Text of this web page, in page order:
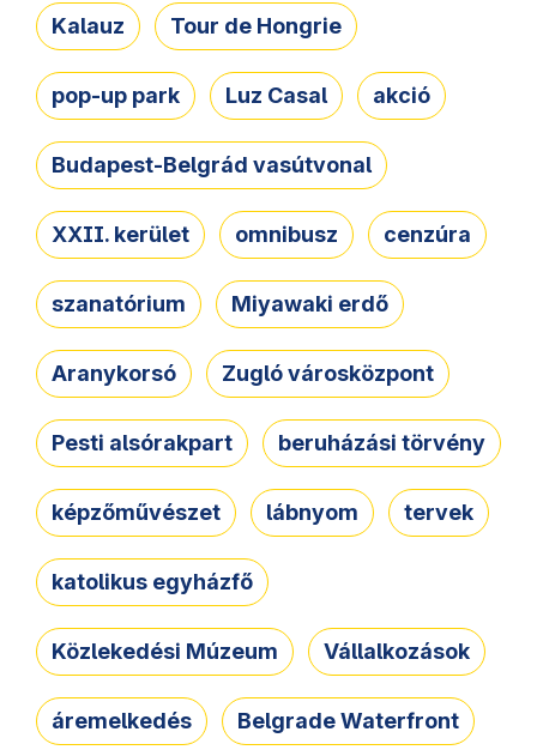
Kalauz Tour de Hongrie
pop-up park Luz Casal akció
Budapest-Belgrád vasútvonal
XXII. kerület omnibusz cenzúra
szanatórium Miyawaki erdő
Aranykorsó Zugló városközpont
Pesti alsórakpart beruházási törvény
képzőművészet lábnyom tervek
katolikus egyházfő
Közlekedési Múzeum Vállalkozások
áremelkedés Belgrade Waterfront